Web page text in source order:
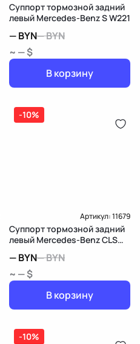
Суппорт тормозной задний
левый Mercedes-Benz S W221
—BYN—BYN
~ — $
В корзину
-10%
Артикул:11679
Суппорт тормозной задний
левый Mercedes-Benz CLS
—BYN—BYN
~ — $
В корзину
-10%